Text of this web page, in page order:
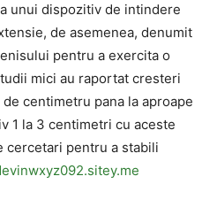
unui dispozitiv de intindere
de asemenea, denumit
pentru a exercita o
mici au raportat cresteri
centimetru pana la aproape
1 la 3 centimetri cu aceste
cercetari pentru a stabili